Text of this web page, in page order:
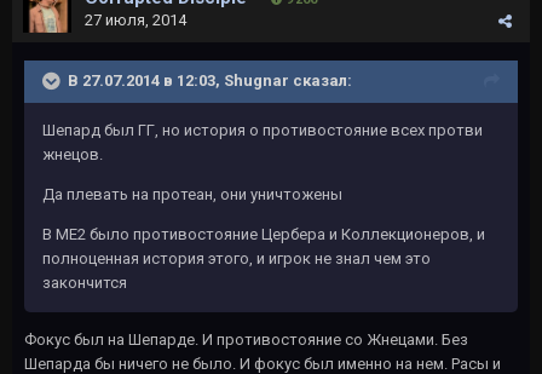
27 июля, 2014
В 27.07.2014 в 12:03, Shugnar сказал:
Шепард был ГГ, но история о противостояние всех протви
жнецов.
Да плевать на протеан, они уничтожены
В МЕ2 было противостояние Цербера и Коллекционеров, и
полноценная история этого, и игрок не знал чем это
закончится
Фокус был на Шепарде. И противостояние со Жнецами. Без
Шепарда бы ничего не было. И фокус был именно на нем. Расы и